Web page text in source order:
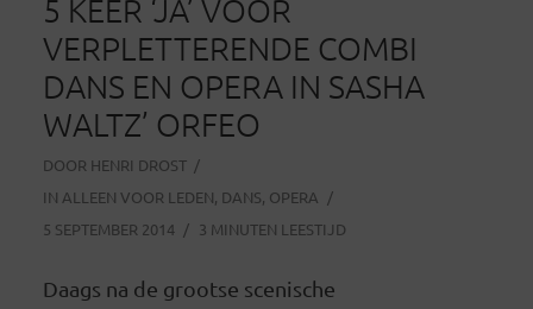
5 KEER ‘JA’ VOOR
VERPLETTERENDE COMBI
DANS EN OPERA IN SASHA
WALTZ’ ORFEO
DOOR HENRI DROST
IN ALLEEN VOOR LEDEN, DANS, OPERA
5 SEPTEMBER 2014
3 MINUTEN LEESTIJD
Daags na de grootse scenische